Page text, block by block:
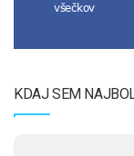
všečkov
KDAJ SEM